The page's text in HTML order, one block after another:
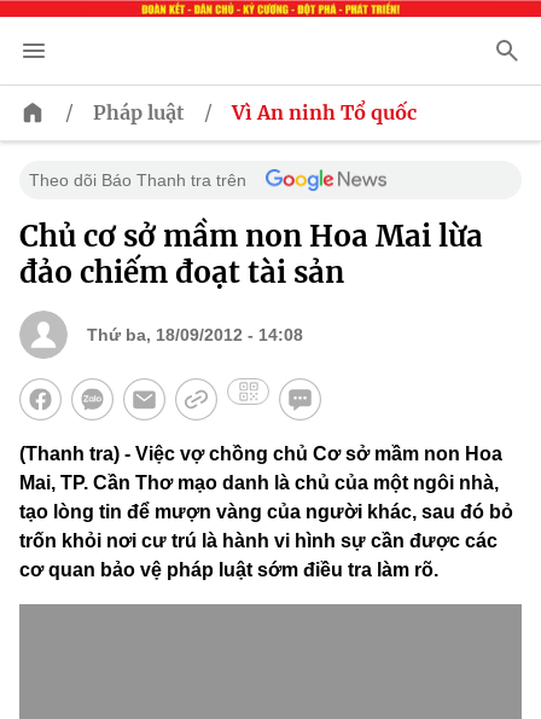
/ Pháp luật / Vì An ninh Tổ quốc
Theo dõi Báo Thanh tra trên
Chủ cơ sở mầm non Hoa Mai lừa
đảo chiếm đoạt tài sản
Thứ ba, 18/09/2012 - 14:08
(Thanh tra) - Việc vợ chồng chủ Cơ sở mầm non Hoa
Mai, TP. Cần Thơ mạo danh là chủ của một ngôi nhà,
tạo lòng tin để mượn vàng của người khác, sau đó bỏ
trốn khỏi nơi cư trú là hành vi hình sự cần được các
cơ quan bảo vệ pháp luật sớm điều tra làm rõ.